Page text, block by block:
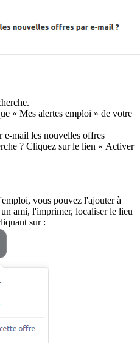
« Mes alertes emploi » de votre
e-mail les nouvelles offres
? Cliquez sur le lien « Activer
vous pouvez l'ajouter à
ami, l'imprimer, localiser le lieu
sur :